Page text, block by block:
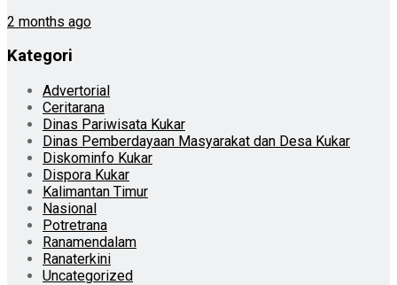
2 months ago
Kategori
Advertorial
Ceritarana
Dinas Pariwisata Kukar
Dinas Pemberdayaan Masyarakat dan Desa Kukar
Diskominfo Kukar
Dispora Kukar
Kalimantan Timur
Nasional
Potretrana
Ranamendalam
Ranaterkini
Uncategorized